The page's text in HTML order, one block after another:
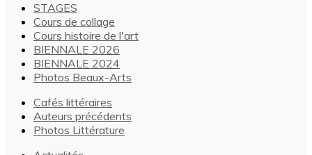
STAGES
Cours de collage
Cours histoire de l'art
BIENNALE 2026
BIENNALE 2024
Photos Beaux-Arts
Cafés littéraires
Auteurs précédents
Photos Littérature